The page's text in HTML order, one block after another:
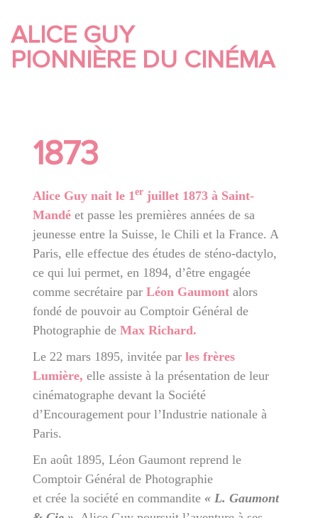
ALICE GUY
PIONNIÈRE DU CINÉMA
1873
Alice Guy nait le 1er juillet 1873 à Saint-
Mandé et passe les premières années de sa
jeunesse entre la Suisse, le Chili et la France. A
Paris, elle effectue des études de sténo-dactylo,
ce qui lui permet, en 1894, d’être engagée
comme secrétaire parLéon Gaumontalors
fondé de pouvoir au Comptoir Général de
Photographie deMax Richard.
Le 22 mars 1895, invitée parles frères
Lumière, elle assiste à la présentation de leur
cinématographe devant la Société
d’Encouragement pour l’Industrie nationale à
Paris.
En août 1895, Léon Gaumont reprend le
Comptoir Général de Photographie
et crée la société en commandite « L. Gaumont